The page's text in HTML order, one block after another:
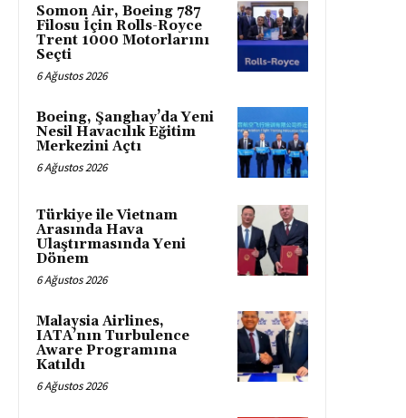
Somon Air, Boeing 787
Filosu İçin Rolls-Royce
Trent 1000 Motorlarını
Seçti
6 Ağustos 2026
Boeing, Şanghay’da Yeni
Nesil Havacılık Eğitim
Merkezini Açtı
6 Ağustos 2026
Türkiye ile Vietnam
Arasında Hava
Ulaştırmasında Yeni
Dönem
6 Ağustos 2026
Malaysia Airlines,
IATA’nın Turbulence
Aware Programına
Katıldı
6 Ağustos 2026